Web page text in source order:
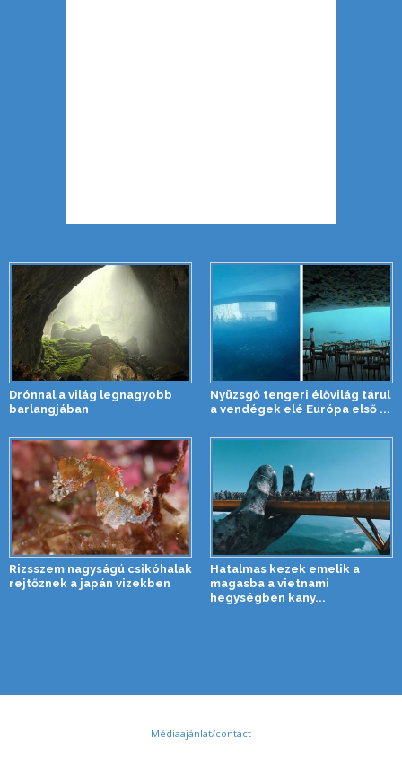
Drónnal a világ legnagyobb
barlangjában
Nyüzsgő tengeri élővilág tárul
a vendégek elé Európa első ...
Rizsszem nagyságú csikóhalak
rejtőznek a japán vizekben
Hatalmas kezek emelik a
magasba a vietnami
hegységben kany...
Médiaajánlat/contact